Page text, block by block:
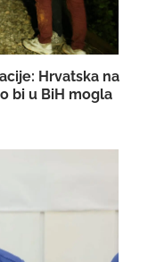
Hrvatska na
bi u BiH mogla